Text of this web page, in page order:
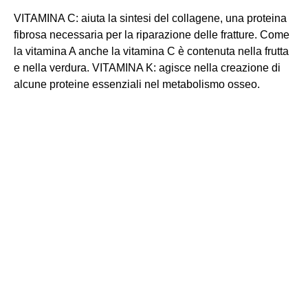
VITAMINA C: aiuta la sintesi del collagene, una proteina
fibrosa necessaria per la riparazione delle fratture. Come
la vitamina A anche la vitamina C è contenuta nella frutta
e nella verdura. VITAMINA K: agisce nella creazione di
alcune proteine essenziali nel metabolismo osseo.